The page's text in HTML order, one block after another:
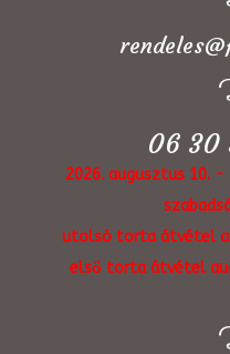
06 30
2026. augusztus 10.
utolsó torta átvétel
első torta átvétel